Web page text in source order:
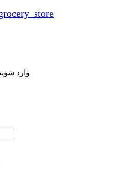
وارد